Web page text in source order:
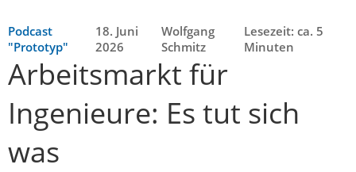
Podcast
"Prototyp"
18. Juni
2026
Wolfgang
Schmitz
Lesezeit: ca. 5
Minuten
Arbeitsmarkt für
Ingenieure: Es tut sich
was